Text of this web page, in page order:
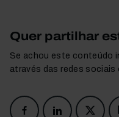
Quer partilhar
Se achou este conteúdo
através das redes sociais